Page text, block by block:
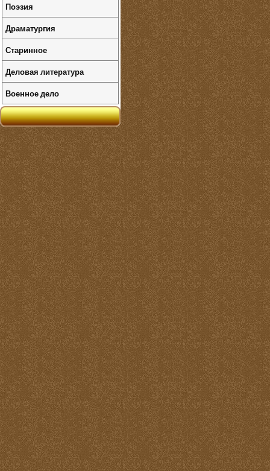
Поэзия
Драматургия
Старинное
Деловая литература
Военное дело